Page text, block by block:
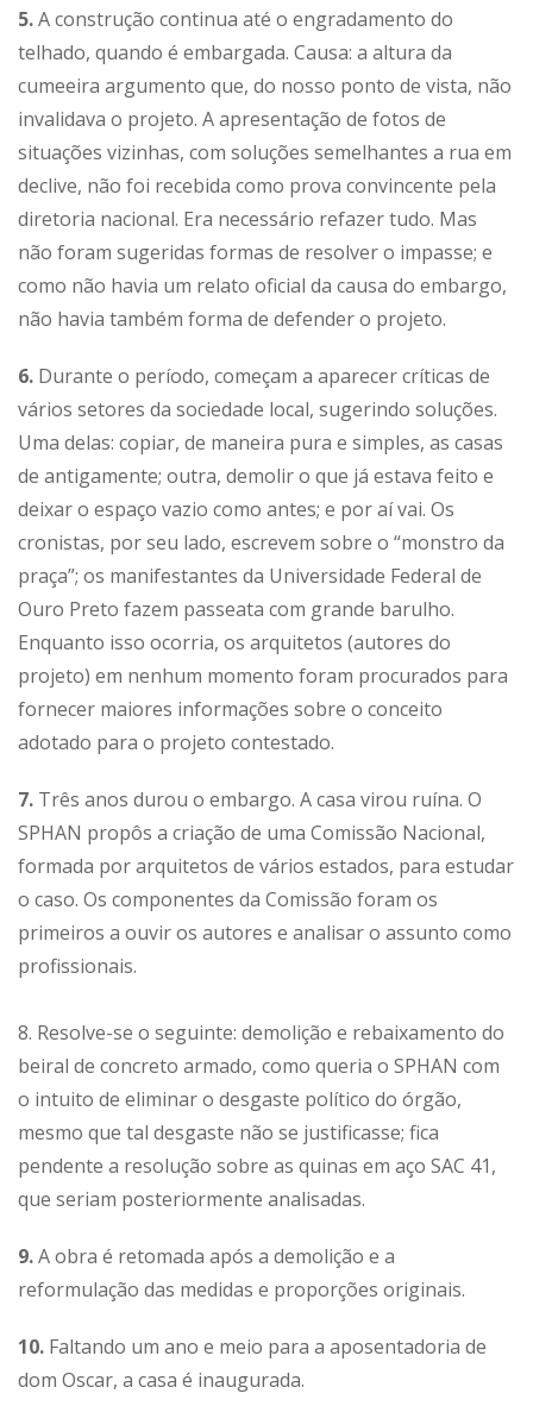
5.A construção continua até o engradamento do
telhado, quando é embargada. Causa: a altura da
cumeeira argumento que, do nosso ponto de vista, não
invalidava o projeto. A apresentação de fotos de
situações vizinhas, com soluções semelhantes a rua em
declive, não foi recebida como prova convincente pela
diretoria nacional. Era necessário refazer tudo. Mas
não foram sugeridas formas de resolver o impasse; e
como não havia um relato oficial da causa do embargo,
não havia também forma de defender o projeto.
6. Durante o período, começam a aparecer críticas de
vários setores da sociedade local, sugerindo soluções.
Uma delas: copiar, de maneira pura e simples, as casas
de antigamente; outra, demolir o que já estava feito e
deixar o espaço vazio como antes; e por aí vai. Os
cronistas, por seu lado, escrevem sobre o “monstro da
praça”; os manifestantes da Universidade Federal de
Ouro Preto fazem passeata com grande barulho.
Enquanto isso ocorria, os arquitetos (autores do
projeto) em nenhum momento foram procurados para
fornecer maiores informações sobre o conceito
adotado para o projeto contestado.
7. Três anos durou o embargo. A casa virou ruína. O
SPHAN propôs a criação de uma Comissão Nacional,
formada por arquitetos de vários estados, para estudar
o caso. Os componentes da Comissão foram os
primeiros a ouvir os autores e analisar o assunto como
profissionais.
8. Resolve-se o seguinte: demolição e rebaixamento do
beiral de concreto armado, como queria o SPHAN com
o intuito de eliminar o desgaste político do órgão,
mesmo que tal desgaste não se justificasse; fica
pendente a resolução sobre as quinas em aço SAC 41,
que seriam posteriormente analisadas.
9.A obra é retomada após a demolição e a
reformulação das medidas e proporções originais.
10. Faltando um ano e meio para a aposentadoria de
dom Oscar, a casa é inaugurada.